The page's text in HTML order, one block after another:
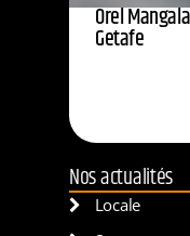
Orel
Getafe
Nos actualités
Locale